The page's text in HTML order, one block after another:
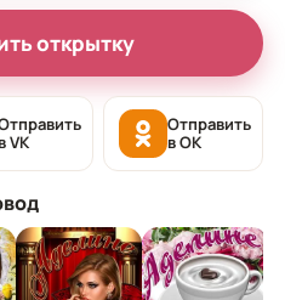
открытку
в VK
Отправить
в OK